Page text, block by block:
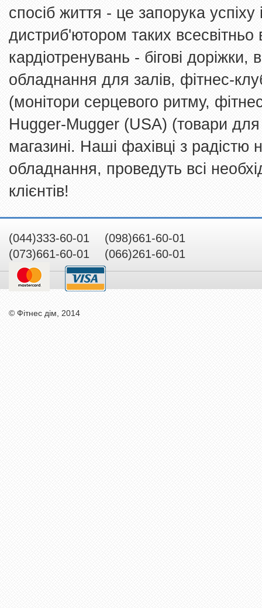
спосіб життя - це запорука
дистриб'ютором таких
кардіотренувань - бігові
обладнання для залів, фітнес-
(монітори серцевого ритму,
Hugger-Mugger (USA) (товари
магазині. Наші фахівці з
обладнання, проведуть всі
клієнтів!
(044)333-60-01 (098)661-60-01
(073)661-60-01 (066)261-60-01
© Фітнес дім, 2014